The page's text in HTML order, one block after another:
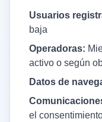
Usuarios
baja
Operadoras:
activo o según
Datos de
el